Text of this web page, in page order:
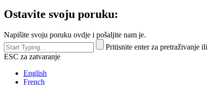
Pritisnite enter za pretraživanje ili
ESC za zatvaranje
French
German